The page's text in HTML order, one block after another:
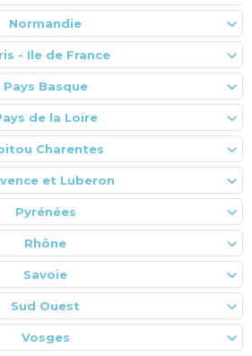
Normandie
- Ile de France
Pays Basque
de la Loire
Charentes
et Luberon
Pyrénées
Rhône
Savoie
Sud Ouest
Vosges